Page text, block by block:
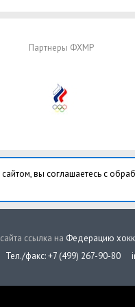
Партнеры ФХМР
вы соглашаетесь с
ссылка на Федерацию
Тел./факс: +7 (499) 267-90-80